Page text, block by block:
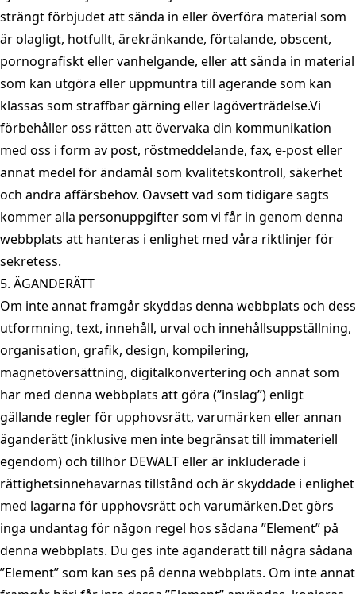
strängt förbjudet att sända in eller överföra material som
är olagligt, hotfullt, ärekränkande, förtalande, obscent,
pornografiskt eller vanhelgande, eller att sända in material
som kan utgöra eller uppmuntra till agerande som kan
klassas som straffbar gärning eller lagöverträdelse.Vi
förbehåller oss rätten att övervaka din kommunikation
med oss i form av post, röstmeddelande, fax, e-post eller
annat medel för ändamål som kvalitetskontroll, säkerhet
och andra affärsbehov. Oavsett vad som tidigare sagts
kommer alla personuppgifter som vi får in genom denna
webbplats att hanteras i enlighet med våra riktlinjer för
sekretess.
5. ÄGANDERÄTT
Om inte annat framgår skyddas denna webbplats och dess
utformning, text, innehåll, urval och innehållsuppställning,
organisation, grafik, design, kompilering,
magnetöversättning, digitalkonvertering och annat som
har med denna webbplats att göra (”inslag”) enligt
gällande regler för upphovsrätt, varumärken eller annan
äganderätt (inklusive men inte begränsat till immateriell
egendom) och tillhör DEWALT eller är inkluderade i
rättighetsinnehavarnas tillstånd och är skyddade i enlighet
med lagarna för upphovsrätt och varumärken.Det görs
inga undantag för någon regel hos sådana ”Element” på
denna webbplats. Du ges inte äganderätt till några sådana
”Element” som kan ses på denna webbplats. Om inte annat